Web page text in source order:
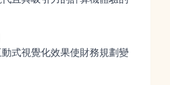
式視覺化效果使財務規劃變